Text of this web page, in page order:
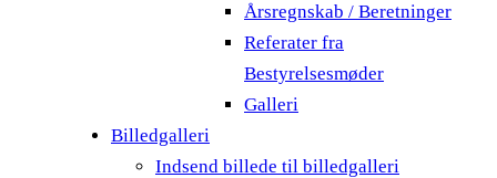
Årsregnskab / Beretninger
Referater fra
Bestyrelsesmøder
Galleri
Billedgalleri
Indsend billede til billedgalleri